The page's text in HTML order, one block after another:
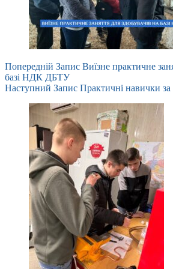
Попередній Запис Виїзне практичне
базі НДК ДБТУ
Наступний Запис Практичні навички